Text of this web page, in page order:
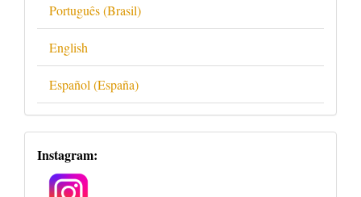
Português (Brasil)
English
Español (España)
Redes
Sociais
Instagram: